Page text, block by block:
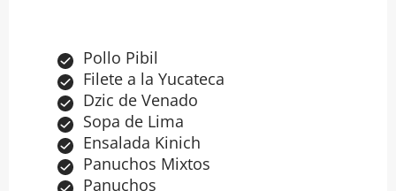
Pollo Pibil
Filete a la Yucateca
Dzic de Venado
Sopa de Lima
Ensalada Kinich
Panuchos Mixtos
Panuchos